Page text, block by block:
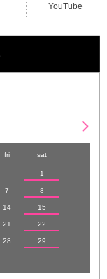
YouTube
fri sat
1
7 8
14 15
21 22
28 29